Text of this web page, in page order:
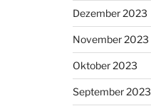
Dezember 2023
November 2023
Oktober 2023
September 2023